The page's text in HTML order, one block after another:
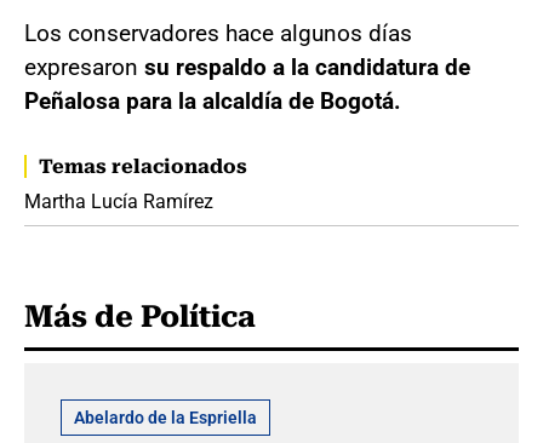
Los conservadores hace algunos días
expresaron su respaldo a la candidatura de
Peñalosa para la alcaldía de Bogotá.
Temas relacionados
Martha Lucía Ramírez
Más de Política
Abelardo de la Espriella